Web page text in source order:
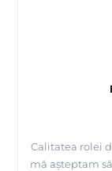
Calitatea rolei
mă așteptam